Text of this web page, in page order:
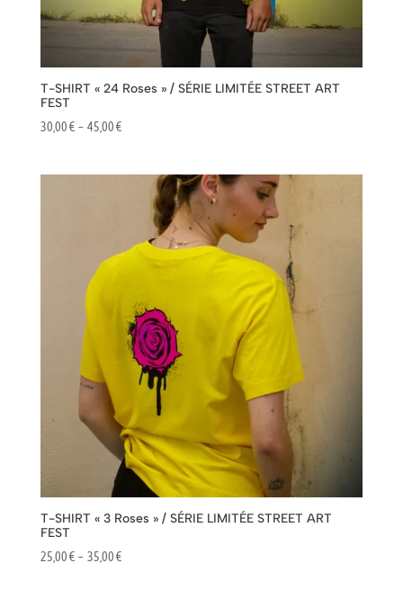
T-SHIRT « 24 Roses » / SÉRIE LIMITÉE STREET ART
FEST
30,00€ – 45,00€Plage
45,00 €
T-SHIRT « 3 Roses » / SÉRIE LIMITÉE STREET ART
FEST
25,00€ – 35,00€Plage